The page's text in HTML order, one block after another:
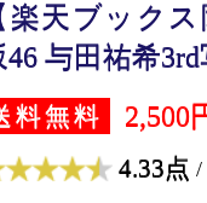
楽天ブック
46 与田祐希
料無料 2,500
4.33点 /